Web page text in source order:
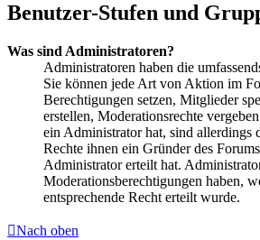
Benutzer-Stufen und
Was sind Administratoren?
Administratoren haben die
Sie können jede Art von Aktion im
Berechtigungen setzen, Mitglieder
erstellen, Moderationsrechte
ein Administrator hat, sind allerdings
Rechte ihnen ein Gründer des
Administrator erteilt hat.
Moderationsberechtigungen haben,
entsprechende Recht erteilt wurde.
Nach oben